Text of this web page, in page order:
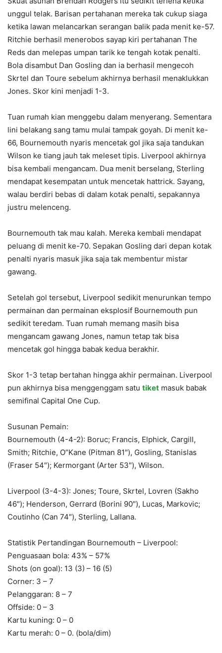
unggul telak. Barisan pertahanan mereka tak cukup siaga
ketika lawan melancarkan serangan balik pada menit ke-57.
Ritchie berhasil menerobos sayap kiri pertahanan The
Reds dan melepas umpan tarik ke tengah kotak penalti.
Bola disambut Dan Gosling dan ia berhasil mengecoh
Skrtel dan Toure sebelum akhirnya berhasil menaklukkan
Jones. Skor kini menjadi 1-3.
Tuan rumah kian menggebu dalam menyerang. Sementara
lini belakang sang tamu mulai tampak goyah. Di menit ke-
66, Bournemouth nyaris mencetak gol jika saja tandukan
Wilson ke tiang jauh tak meleset tipis. Liverpool akhirnya
bisa kembali mengancam. Dua menit berselang, Sterling
mendapat kesempatan untuk mencetak hattrick. Sayang,
walau berdiri bebas di dalam kotak penalti, sepakannya
justru melenceng.
Bournemouth tak mau kalah. Mereka kembali mendapat
peluang di menit ke-70. Sepakan Gosling dari depan kotak
penalti nyaris masuk jika saja tak membentur mistar
gawang.
Setelah gol tersebut, Liverpool sedikit menurunkan tempo
permainan dan permainan eksplosif Bournemouth pun
sedikit teredam. Tuan rumah memang masih bisa
mengancam gawang Jones, namun tetap tak bisa
mencetak gol hingga babak kedua berakhir.
Skor 1-3 tetap bertahan hingga akhir permainan. Liverpool
pun akhirnya bisa menggenggam satu tiket masuk babak
semifinal Capital One Cup.
Susunan Pemain:
Bournemouth (4-4-2): Boruc; Francis, Elphick, Cargill,
Smith; Ritchie, O”Kane (Pitman 81″), Gosling, Stanislas
(Fraser 54″); Kermorgant (Arter 53″), Wilson.
Liverpool (3-4-3): Jones; Toure, Skrtel, Lovren (Sakho
46″); Henderson, Gerrard (Borini 90″), Lucas, Markovic;
Coutinho (Can 74″), Sterling, Lallana.
Statistik Pertandingan Bournemouth – Liverpool:
Penguasaan bola: 43% – 57%
Shots (on goal): 13 (3) – 16 (5)
Corner: 3 – 7
Pelanggaran: 8 – 7
Offside: 0 – 3
Kartu kuning: 0 – 0
Kartu merah: 0 – 0. (bola/dim)